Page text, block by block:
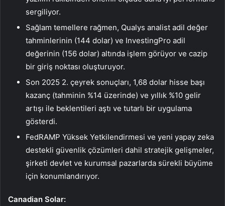
sergiliyor.
Sağlam temellere rağmen, Qualys analist adil değer
tahminlerinin (144 dolar) ve InvestingPro adil
değerinin (156 dolar) altında işlem görüyor ve cazip
bir giriş noktası oluşturuyor.
Son 2025 2. çeyrek sonuçları, 1,68 dolar hisse başı
kazanç (tahminin %14 üzerinde) ve yıllık %10 gelir
artışı ile beklentileri aştı ve tutarlı bir uygulama
gösterdi.
FedRAMP Yüksek Yetkilendirmesi ve yeni yapay zeka
destekli güvenlik çözümleri dahil stratejik gelişmeler,
şirketi devlet ve kurumsal pazarlarda sürekli büyüme
için konumlandırıyor.
Canadian Solar: